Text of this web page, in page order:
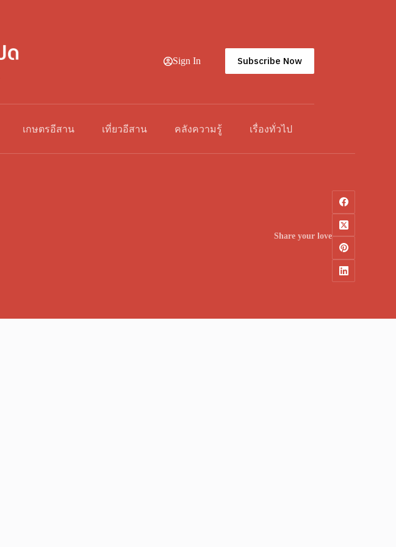
Sign In Subscribe Now
เกษตรอีสาน เที่ยวอีสาน คลังความรู้ เรื่องทั่วไป
Share your love